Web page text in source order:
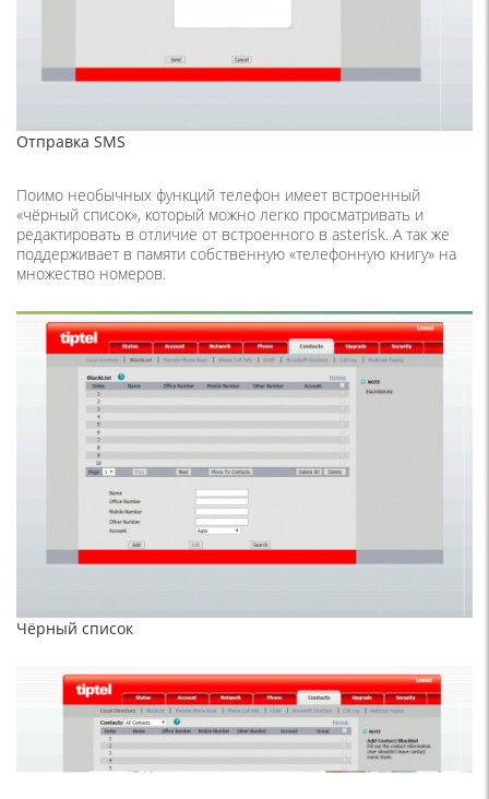
Отправка SMS
Поимо необычных функций телефон имеет встроенный
«чёрный список», который можно легко просматривать и
редактировать в отличие от встроенного в asterisk. А так же
поддерживает в памяти собственную «телефонную книгу» на
множество номеров.
Чёрный список